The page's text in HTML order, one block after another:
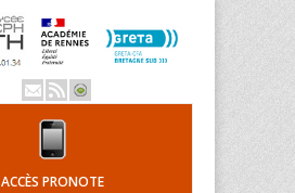
ACCÈS PRONOTE